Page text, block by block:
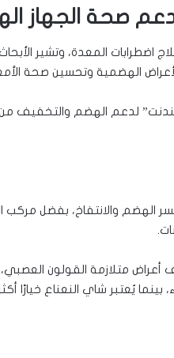
لدعم صحة الجهاز
اضطرابات المعدة، وتشير
الهضمية وتحسين صحة
لدعم الهضم والتخفيف
الهضم والانتفاخ، بفضل مركب
متلازمة القولون العصبي،
يُعتبر شاي النعناع خيارًا